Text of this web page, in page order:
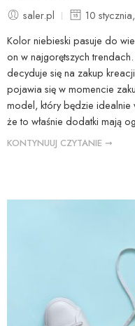
saler.pl
10
Kolor niebieski pasuje do
on w najgorętszych
decyduje się na zakup
pojawia się w momencie
model, który będzie idealnie
że to właśnie dodatki mają
KONTYNUUJ CZYTANIE ➞